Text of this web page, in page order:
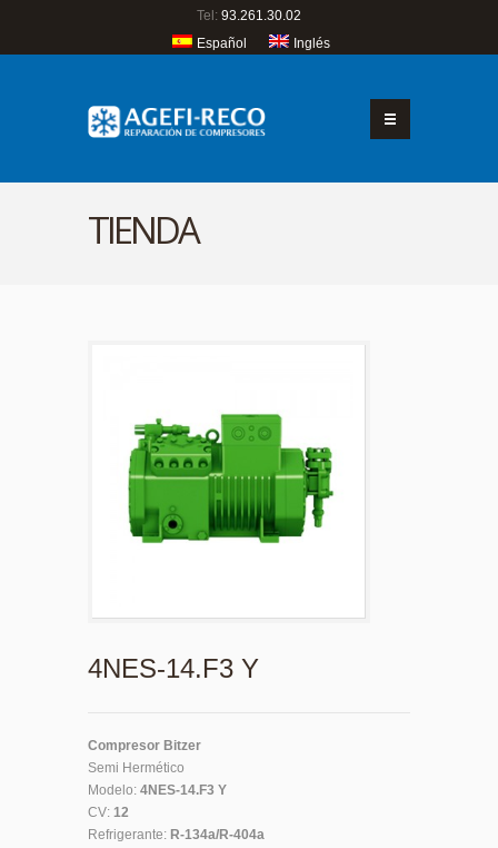
Tel: 93.261.30.02
Español
Inglés
TIENDA
4NES-14.F3 Y
Compresor Bitzer
Semi Hermético
Modelo: 4NES-14.F3 Y
CV: 12
Refrigerante: R-134a/R-404a